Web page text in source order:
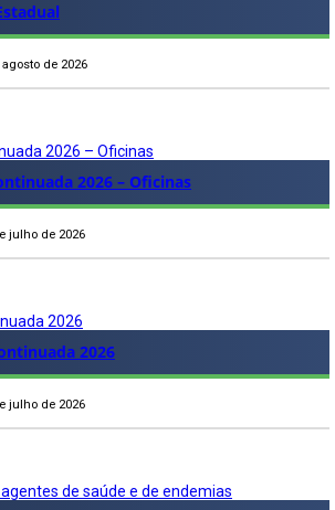
de 2026
2026 – Oficinas
2026 – Oficinas
julho de 2026
2026
2026
julho de 2026
de saúde e de endemias